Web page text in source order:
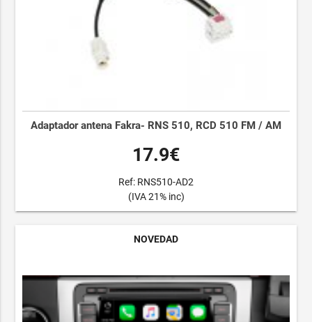
Adaptador antena Fakra- RNS 510, RCD 510 FM / AM
17.9€
Ref: RNS510-AD2
(IVA 21% inc)
NOVEDAD